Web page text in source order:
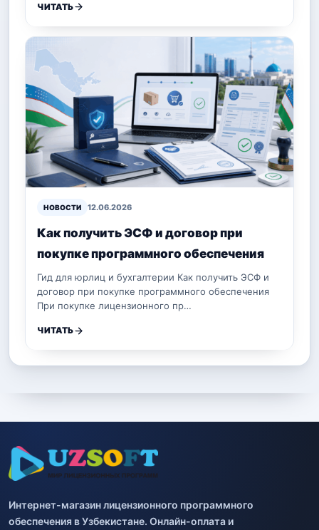
ЧИТАТЬ
НОВОСТИ 12.06.2026
Как получить ЭСФ и договор при
покупке программного обеспечения
Гид для юрлиц и бухгалтерии Как получить ЭСФ и
договор при покупке программного обеспечения
При покупке лицензионного пр…
ЧИТАТЬ
Интернет-магазин лицензионного программного
обеспечения в Узбекистане. Онлайн-оплата и